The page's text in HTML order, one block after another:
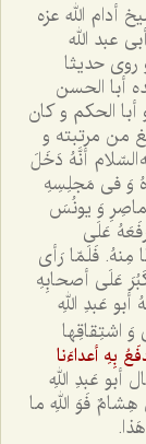
قال الشیخ أدام الله عزه
عبد الله
روی حدیثا
أبا الحسن
الحکم و کان
من مرتبته و
أنَّهُ دَخَلَ
وَ فی مَجلِسِهِ
وَ یونُسَ
عَلَی
فَلَمّا رَأی
عَلَی أصحابِهِ
أبو عَبدِ اللهِ
وَ اشتِقاقِها
بِهِ أعداءَنا
عَبدِ اللهِ
هِشامٌ فَوَ اللهِ ما